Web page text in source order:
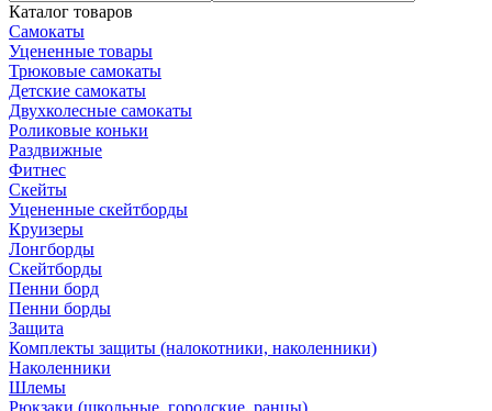
Каталог товаров
Самокаты
Уцененные товары
Трюковые самокаты
Детские самокаты
Двухколесные самокаты
Роликовые коньки
Раздвижные
Фитнес
Скейты
Уцененные скейтборды
Круизеры
Лонгборды
Скейтборды
Пенни борд
Пенни борды
Защита
Комплекты защиты (налокотники, наколенники)
Наколенники
Шлемы
Рюкзаки (школьные, городские, ранцы)